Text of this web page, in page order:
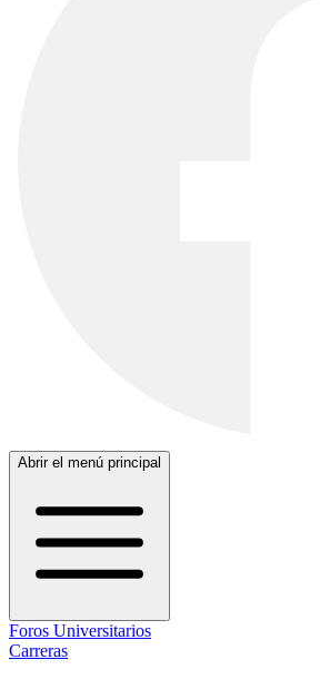
Abrir el menú principal
Foros Universitarios
Carreras